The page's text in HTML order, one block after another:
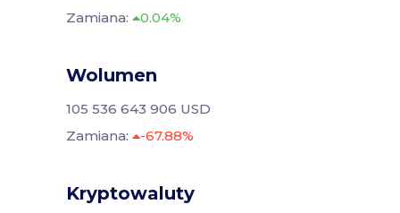
Zamiana:
0.04%
Wolumen
105 536 643 906 USD
Zamiana:
-67.88%
Kryptowaluty